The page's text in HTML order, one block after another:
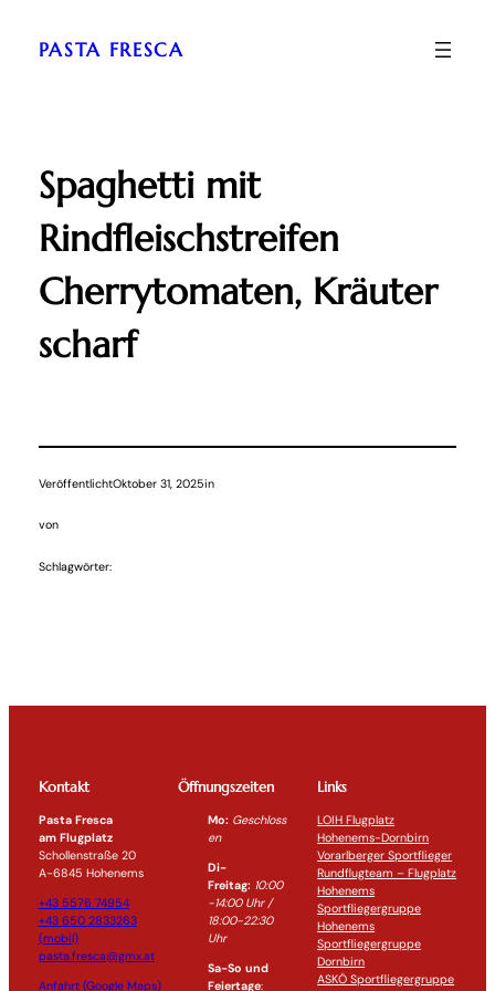
Inhalt
springen
PASTA FRESCA
Spaghetti mit
Rindfleischstreifen
Cherrytomaten, Kräuter
scharf
VeröffentlichtOktober 31, 2025in
von
Schlagwörter:
Kontakt
Pasta Fresca
am Flugplatz
Schollenstraße 20
A-6845 Hohenems
+43 5576 74954
+43 650 2833263
(mobil)
pasta.fresca@gmx.at
Anfahrt (Google Maps)
Öffnungszeiten
Mo: Geschloss
en
Di-
Freitag: 10:00
-14:00 Uhr /
18:00-22:30
Uhr
Sa-So und
Feiertage:
Links
LOIH Flugplatz
Hohenems-Dornbirn
Vorarlberger Sportflieger
Rundflugteam – Flugplatz
Hohenems
Sportfliegergruppe
Hohenems
Sportfliegergruppe
Dornbirn
ASKÖ Sportfliegergruppe